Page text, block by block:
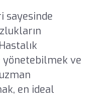
sayesinde
yönetebilmek ve
en ideal